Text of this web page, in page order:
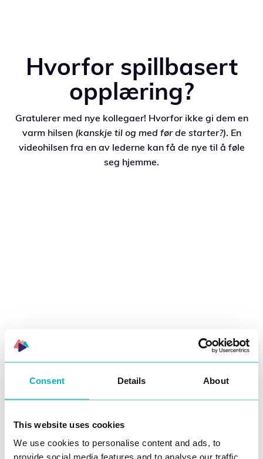
Consent Details About
This website uses cookies
We use cookies to personalise content and ads, to
provide social media features and to analyse our traffic.
Hvorfor spillbasert
opplæring?
Gratulerer med nye kollegaer! Hvorfor ikke gi dem en
varm hilsen (kanskje til og med før de starter?). En
videohilsen fra en av lederne kan få de nye til å føle
seg hjemme.